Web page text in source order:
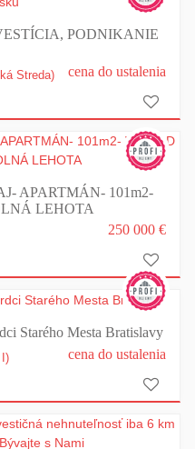
PODNIKANIE
Streda)
cena do ustalenia
APARTMÁN- 101m2-
LEHOTA
250 000 €
Starého Mesta Bratislavy
cena do ustalenia